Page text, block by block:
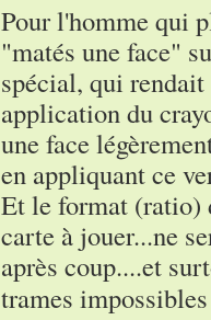
Pour l'homme qui
"matés une face"
spécial, qui
application du
une face
en appliquant ce
Et le format (ratio)
carte à jouer...ne
après coup....et
trames